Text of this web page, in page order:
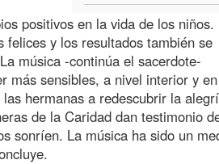
positivos en la vida de los niños.
felices y los resultados también se
música -continúa el sacerdote-
más sensibles, a nivel interior y
hermanas a redescubrir la
de la Caridad dan testimonio
sonríen. La música ha sido un